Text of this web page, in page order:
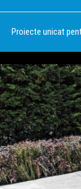
Proiecte unicat